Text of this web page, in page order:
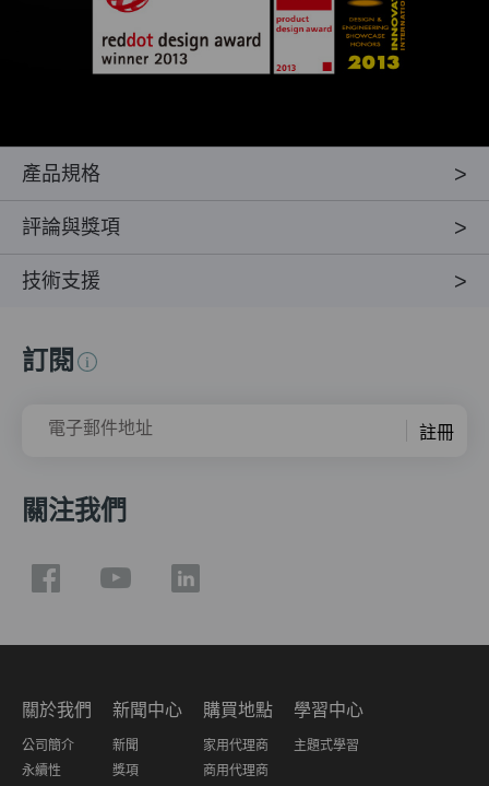
產品規格
評論與獎項
技術支援
訂閱
電子郵件地址 註冊
關注我們
關於我們
公司簡介
永續性
新聞中心
新聞
獎項
購買地點
家用代理商
商用代理商
學習中心
主題式學習